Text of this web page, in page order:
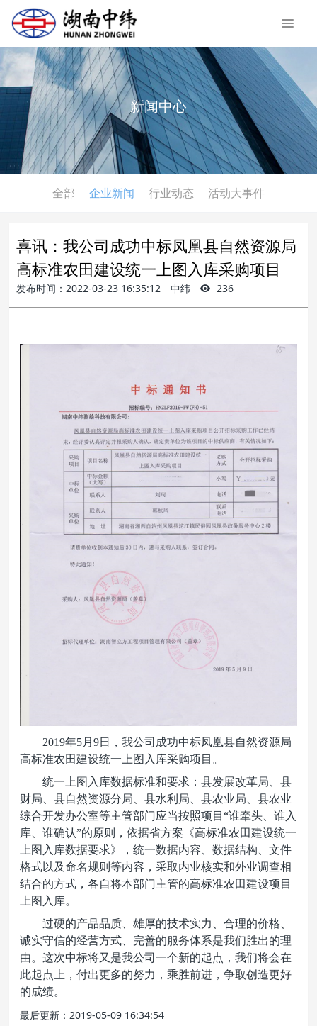
新闻中心
全部 企业新闻 行业动态 活动大事件
喜讯：我公司成功中标凤凰县自然资源局
高标准农田建设统一上图入库采购项目
发布时间：2022-03-23 16:35:12 中纬 236
2019年5月9日，我公司成功中标凤凰县自然资源局
高标准农田建设统一上图入库采购项目。
统一上图入库数据标准和要求：县发展改革局、县
财局、县自然资源分局、县水利局、县农业局、县农业
综合开发办公室等主管部门应当按照项目“谁牵头、谁入
库、谁确认”的原则，依据省方案《高标准农田建设统一
上图入库数据要求》，统一数据内容、数据结构、文件
格式以及命名规则等内容，采取内业核实和外业调查相
结合的方式，各自将本部门主管的高标准农田建设项目
上图入库。
过硬的产品品质、雄厚的技术实力、合理的价格、
诚实守信的经营方式、完善的服务体系是我们胜出的理
由。这次中标将又是我公司一个新的起点，我们将会在
此起点上，付出更多的努力，乘胜前进，争取创造更好
的成绩。
最后更新：2019-05-09 16:34:54